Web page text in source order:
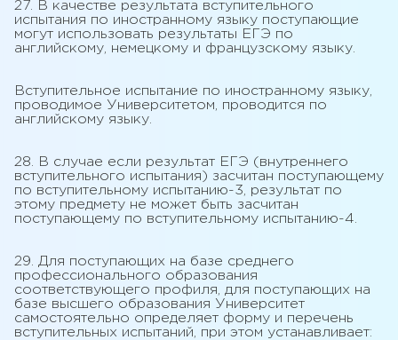
27. В качестве результата вступительного
испытания по иностранному языку поступающие
могут использовать результаты ЕГЭ по
английскому, немецкому и французскому языку.
Вступительное испытание по иностранному языку,
проводимое Университетом, проводится по
английскому языку.
28. В случае если результат ЕГЭ (внутреннего
вступительного испытания) засчитан поступающему
по вступительному испытанию-3, результат по
этому предмету не может быть засчитан
поступающему по вступительному испытанию-4.
29. Для поступающих на базе среднего
профессионального образования
соответствующего профиля, для поступающих на
базе высшего образования Университет
самостоятельно определяет форму и перечень
вступительных испытаний, при этом устанавливает: